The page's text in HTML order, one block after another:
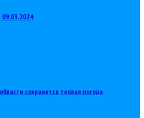
сохранится теплая погода